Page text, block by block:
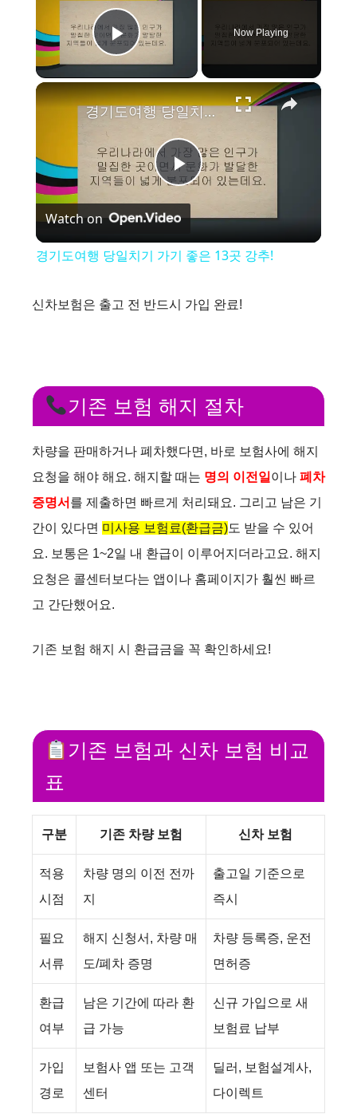
Play Video
Now Playing
×
P
i
d
e
o
경기도여행 당일치기 가기 좋은 13곳 강추!
Watch on
경기도여행 당일치기 가기 좋은 13곳 강추!
신차보험은 출고 전 반드시 가입 완료!
기존 보험 해지 절차
차량을 판매하거나 폐차했다면, 바로 보험사에 해지
요청을 해야 해요. 해지할 때는 명의 이전일 이나 폐차
증명서 를 제출하면 빠르게 처리돼요. 그리고 남은 기
간이 있다면 미사용 보험료(환급금)도 받을 수 있어
요. 보통은 1~2일 내 환급이 이루어지더라고요. 해지
요청은 콜센터보다는 앱이나 홈페이지가 훨씬 빠르
고 간단했어요.
기존 보험 해지 시 환급금을 꼭 확인하세요!
기존 보험과 신차 보험 비교
표
구분 기존 차량 보험 신차 보험
적용
시점
차량 명의 이전 전까
지
출고일 기준으로
즉시
필요
서류
해지 신청서, 차량 매
도/폐차 증명
차량 등록증, 운전
면허증
환급
여부
남은 기간에 따라 환
급 가능
신규 가입으로 새
보험료 납부
가입
경로
보험사 앱 또는 고객
센터
딜러, 보험설계사,
다이렉트